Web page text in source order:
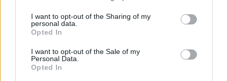
I want to opt-out of the Sharing of my
personal data.
Opted In
I want to opt-out of the Sale of my
Personal Data.
Opted In
δυναμικό περιεχόμενο, όπως
τηλεόραση ή streaming βίντεο, ακόμη
πλευρά του. Αυτό συμβαίνει επειδή η
οθόνη έχει εναλλάξιμες λειτουργίες. Η